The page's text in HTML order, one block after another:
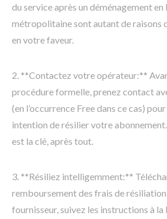
du service après un déménagement en
métropolitaine sont autant de raisons
en votre faveur.
2. **Contactez votre opérateur:**
procédure formelle, prenez contact
(en l’occurrence Free dans ce cas)
intention de résilier votre
est la clé, après tout.
3. **Résiliez intelligemment:**
remboursement des frais de
fournisseur, suivez les instructions à